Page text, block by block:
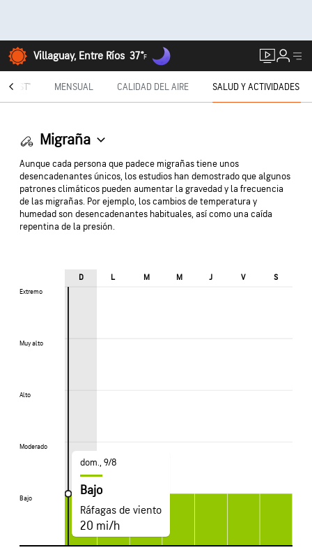
Villaguay, Entre Ríos 37°F
MENSUAL CALIDAD DEL AIRE SALUD Y ACTIVIDADES
Migraña
Aunque cada persona que padece migrañas tiene unos
desencadenantes únicos, los estudios han demostrado que algunos
patrones climáticos pueden aumentar la gravedad y la frecuencia
de las migrañas. Por ejemplo, los cambios de temperatura y
humedad son desencadenantes habituales, así como una caída
repentina de la presión.
Extremo
Muy alto
Alto
Moderado
Bajo
D L M M J V S
Extremo
Muy alto
Alto
Moderado
Bajo
dom., 9/8
Bajo
Ráfagas de viento
20 mi/h